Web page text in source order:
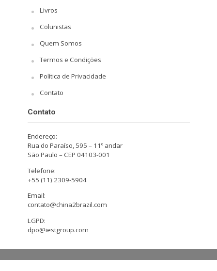
Livros
Colunistas
Quem Somos
Termos e Condições
Política de Privacidade
Contato
Contato
Endereço:
Rua do Paraíso, 595 – 11º andar
São Paulo – CEP 04103-001
Telefone:
+55 (11) 2309-5904
Email:
contato@china2brazil.com
LGPD:
dpo@iestgroup.com